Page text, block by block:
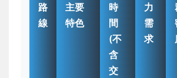
路
線
主要
特色
時
間
(不
含
交
力
需
求